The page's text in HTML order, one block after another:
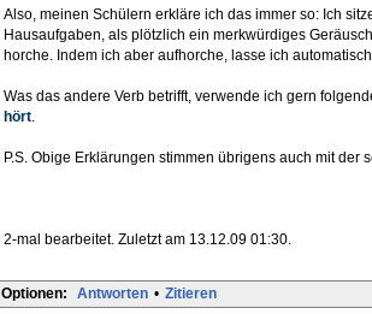
Also, meinen Schülern erkläre ich das immer so: Ich
Hausaufgaben, als plötzlich ein merkwürdiges
horche. Indem ich aber aufhorche, lasse ich
Was das andere Verb betrifft, verwende ich gern
hört
P.S. Obige Erklärungen stimmen übrigens auch mit der
2-mal bearbeitet. Zuletzt am 13.12.09 01:30.
Optionen: Antworten • Zitieren